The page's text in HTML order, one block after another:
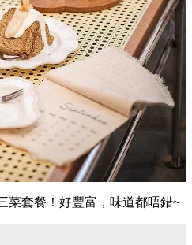
菜套餐！好豐富，味道都唔錯~